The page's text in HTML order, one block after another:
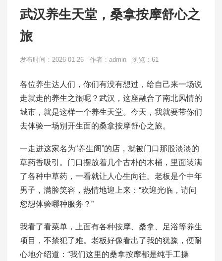
武汉养生天堂，桑拿按摩舒心之
旅
发布时间：2026-01-26 作者：admin 浏览：61
各位养生达人们，你们有没有想过，给自己来一场说
走就走的养生之旅呢？武汉，这座融合了南北风情的
城市，就是这样一个养生天堂。今天，我就要带你们
去体验一场别开生面的桑拿按摩舒心之旅。
一走进这家名为“养生阁”的店，就被门口那股淡淡的
草药香吸引。门口摆放着几个古朴的木桶，里面装满
了各种中草药，一看就让人心生向往。老板是个中年
男子，满脸笑容，热情地迎上来：“欢迎光临，请问
您想体验哪种服务？”
我看了看菜单，上面有各种按摩、桑拿、足浴等养生
项目，不禁犯了难。老板好像看出了我的犹豫，便耐
心地介绍道：“我们这里的桑拿按摩都是纯手工操